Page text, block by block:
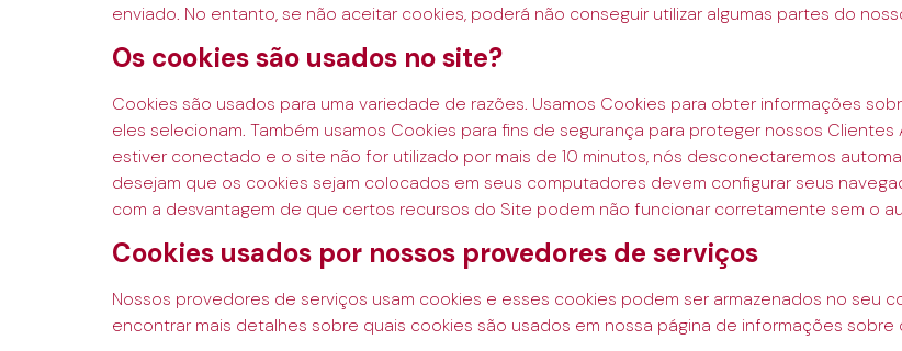
enviado. No entanto, se não aceitar cookies, poderá não conseguir utilizar algumas partes do
Os cookies são usados no site?
Cookies são usados para uma variedade de razões. Usamos Cookies para obter informações
eles selecionam. Também usamos Cookies para fins de segurança para proteger nossos
estiver conectado e o site não for utilizado por mais de 10 minutos, nós desconectaremos
desejam que os cookies sejam colocados em seus computadores devem configurar seus
com a desvantagem de que certos recursos do Site podem não funcionar corretamente sem o
Cookies usados por nossos provedores de serviços
Nossos provedores de serviços usam cookies e esses cookies podem ser armazenados no seu
encontrar mais detalhes sobre quais cookies são usados em nossa página de informações sobre